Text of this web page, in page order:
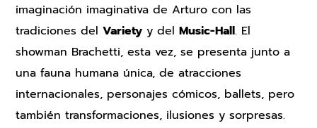
imaginación imaginativa de Arturo con las
tradiciones delVariety y delMusic-Hall. El
showman Brachetti, esta vez, se presenta junto a
una fauna humana única, de atracciones
internacionales, personajes cómicos, ballets, pero
también transformaciones, ilusiones y sorpresas.